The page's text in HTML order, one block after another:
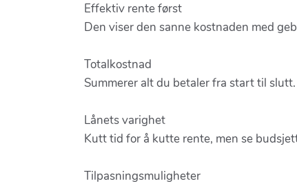
Effektiv rente først
Den viser den sanne kostnaden med
Totalkostnad
Summerer alt du betaler fra start til slutt.
Lånets varighet
Kutt tid for å kutte rente, men se
Tilpasningsmuligheter